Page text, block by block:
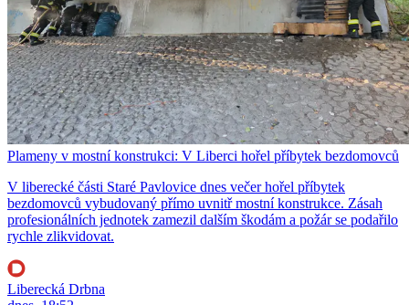
Plameny v mostní konstrukci: V Liberci hořel příbytek bezdomovců
V liberecké části Staré Pavlovice dnes večer hořel příbytek
bezdomovců vybudovaný přímo uvnitř mostní konstrukce. Zásah
profesionálních jednotek zamezil dalším škodám a požár se podařilo
rychle zlikvidovat.
Liberecká Drbna